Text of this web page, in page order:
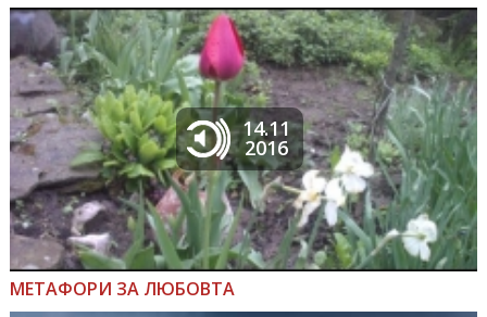
14.11
2016
МЕТАФОРИ ЗА ЛЮБОВТА